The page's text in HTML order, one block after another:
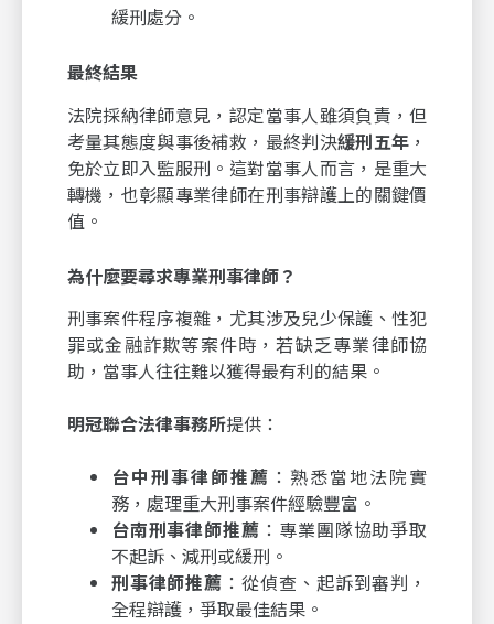
緩刑處分。
最終結果
法院採納律師意見，認定當事人雖須負責，但
考量其態度與事後補救，最終判決緩刑五年 ，
免於立即入監服刑。這對當事人而言，是重大
轉機，也彰顯專業律師在刑事辯護上的關鍵價
值。
為什麼要尋求專業刑事律師？
刑事案件程序複雜，尤其涉及兒少保護、性犯
罪或金融詐欺等案件時，若缺乏專業律師協
助，當事人往往難以獲得最有利的結果。
明冠聯合法律事務所提供：
台中刑事律師推薦 ：熟悉當地法院實
務，處理重大刑事案件經驗豐富。
台南刑事律師推薦 ：專業團隊協助爭取
不起訴、減刑或緩刑。
刑事律師推薦 ：從偵查、起訴到審判，
全程辯護，爭取最佳結果。